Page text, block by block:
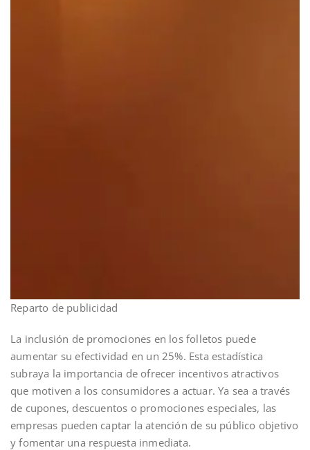
Reparto de publicidad
La inclusión de promociones en los folletos puede
aumentar su efectividad en un 25%. Esta estadística
subraya la importancia de ofrecer incentivos atractivos
que motiven a los consumidores a actuar. Ya sea a través
de cupones, descuentos o promociones especiales, las
empresas pueden captar la atención de su público objetivo
y fomentar una respuesta inmediata.